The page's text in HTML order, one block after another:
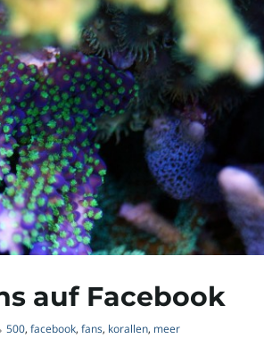
auf Facebook
500, facebook, fans, korallen, meer